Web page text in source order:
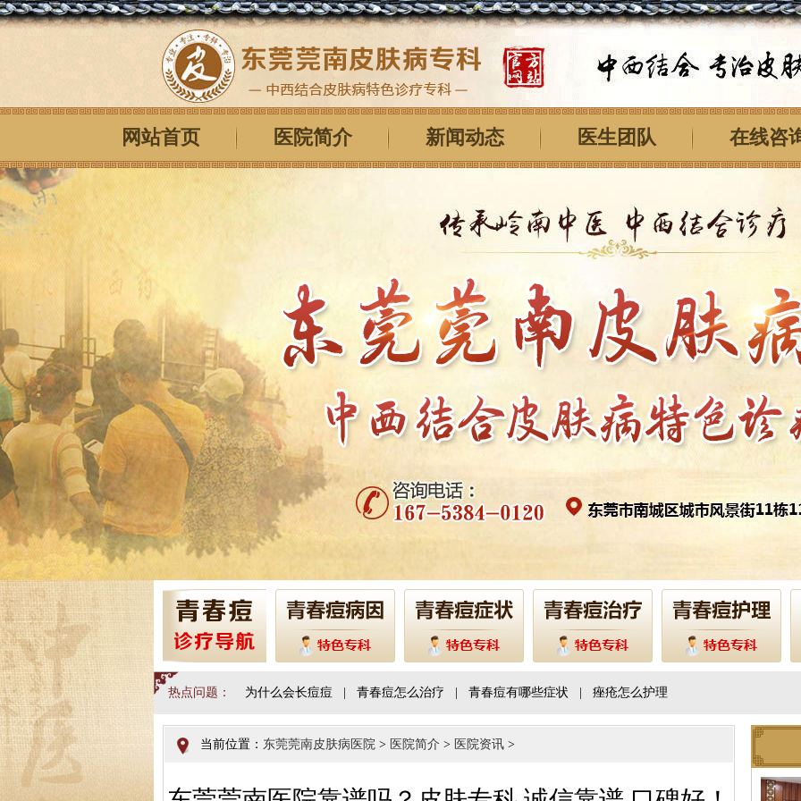
网站首页 医院简介 新闻动态 医生团队 在线咨
热点问题： 为什么会长痘痘 青春痘怎么治疗 青春痘有哪些症状 痤疮怎么护理
当前位置： 东莞莞南皮肤病医院 > 医院简介 > 医院资讯 >